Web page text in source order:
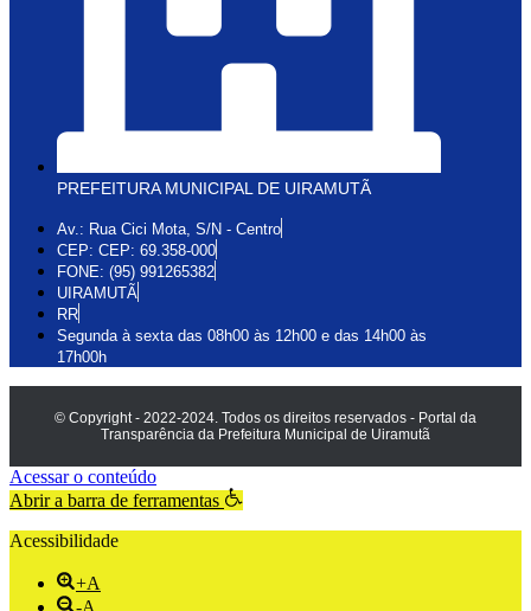
PREFEITURA MUNICIPAL DE UIRAMUTÃ
Av.: Rua Cici Mota, S/N - Centro
CEP: CEP: 69.358-000
FONE: (95) 991265382
UIRAMUTÃ
RR
Segunda à sexta das 08h00 às 12h00 e das 14h00 às
17h00h
© Copyright - 2022-2024. Todos os direitos reservados - Portal da
Transparência da Prefeitura Municipal de Uiramutã
Acessar o conteúdo
Abrir a barra de ferramentas
Acessibilidade
+A
-A